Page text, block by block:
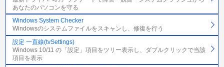
あなたのパソコンを守る
Windows System Checker
Windowsのシステムファイルをスキャンし、修復を行う
設定 一直線(tvSettings)
Windows 10/11 の「設定」項目をツリー表示し、ダブルクリックで当該
項目を表示